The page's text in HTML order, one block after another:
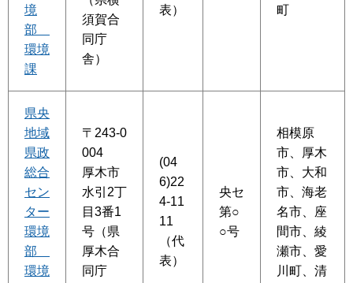
境
部
環境
課
須賀合
同庁
舎）
表）
町
県央
地域
県政
総合
セン
ター
環境
部
環境
〒243-0
004
厚木市
水引2丁
目3番1
号（県
厚木合
同庁
(04
6)22
4-11
11
（代
表）
央セ
第○
○号
相模原
市、厚木
市、大和
市、海老
名市、座
間市、綾
瀬市、愛
川町、清